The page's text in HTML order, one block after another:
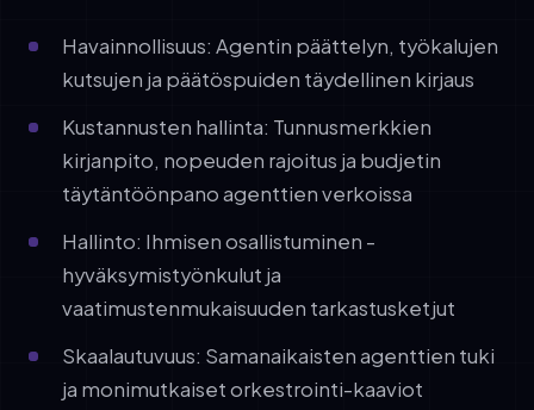
Havainnollisuus: Agentin päättelyn, työkalujen
kutsujen ja päätöspuiden täydellinen kirjaus
Kustannusten hallinta: Tunnusmerkkien
kirjanpito, nopeuden rajoitus ja budjetin
täytäntöönpano agenttien verkoissa
Hallinto: Ihmisen osallistuminen -
hyväksymistyönkulut ja
vaatimustenmukaisuuden tarkastusketjut
Skaalautuvuus: Samanaikaisten agenttien tuki
ja monimutkaiset orkestrointi-kaaviot